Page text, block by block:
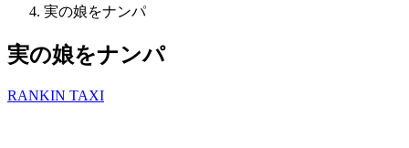
実の娘をナンパ
実の娘をナンパ
RANKIN TAXI